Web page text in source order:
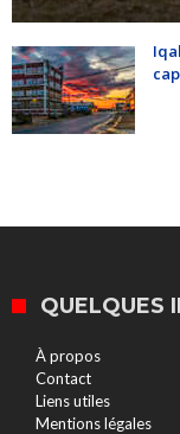
QUELQUES
À propos
Contact
Liens utiles
Mentions légales